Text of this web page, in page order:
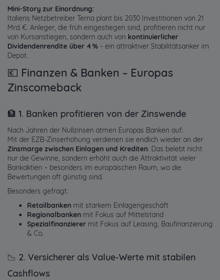
Mini-Story zur Einordnung:
Italiens Netzbetreiber Terna plant bis 2030 Investitionen von 21
Mrd. €. Anleger, die früh eingestiegen sind, profitieren nicht nur
von Kursanstiegen, sondern auch von kontinuierlicher
Dividendenrendite über 4 % – ein attraktiver Stabilitätsanker im
Depot.
💶 Finanzen & Banken – Europas
Zinscomeback
🏦 1. Banken profitieren von der Zinswende
Nach Jahren der Nullzinsen atmen Europas Banken auf:
Mit der EZB-Zinserhöhung verdienen sie endlich wieder an der
Zinsmarge zwischen Einlagen und Krediten. Das belebt nicht
nur die Gewinne, sondern erhöht auch die Attraktivität vieler
Bankaktien – besonders im europäischen Raum, wo die
Bewertungen oft günstig sind.
Besonders gefragt:
Retailbanken mit starkem Einlagengeschäft
Regionalbanken mit Fokus auf Mittelstand
Spezialfinanzierer mit Fokus auf Leasing, Baufinanzierung
& Co.
📉 2. Versicherer als Value-Werte mit stabilen
Cashflows